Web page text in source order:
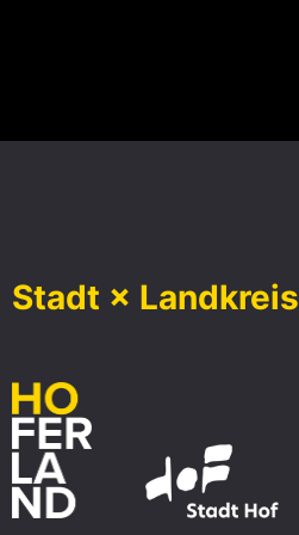
Stadt × Landkreis